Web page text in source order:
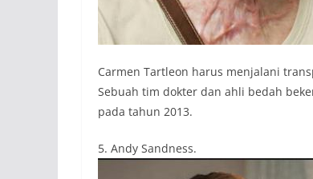
Carmen Tartleon harus menjalani
Sebuah tim dokter dan ahli bedah
pada tahun 2013.
5. Andy Sandness.